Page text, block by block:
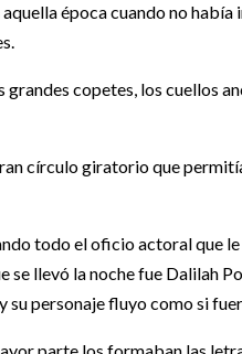
época cuando no
grandes copetes, los cuellos
círculo giratorio que
todo el oficio actoral que
se llevó la noche fue Dalilah
su personaje fluyo como si